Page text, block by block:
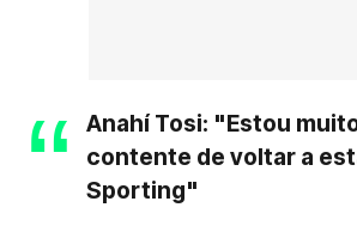
Anahí Tosi: "Estou
contente de voltar a
Sporting"